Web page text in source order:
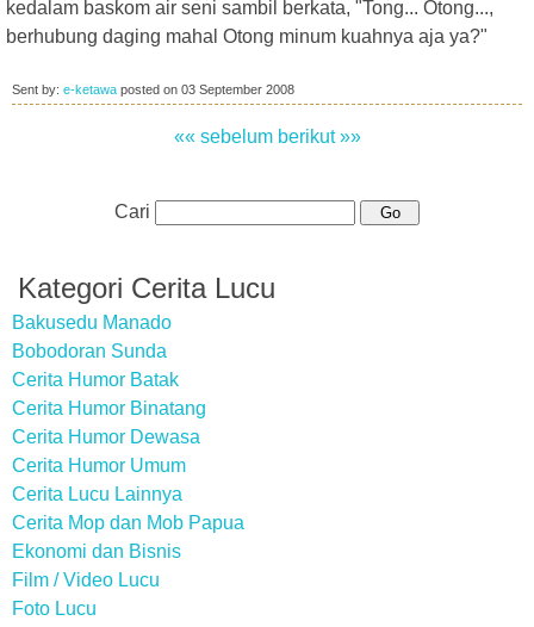
kedalam baskom air seni sambil berkata, "Tong... Otong...,
berhubung daging mahal Otong minum kuahnya aja ya?"
Sent by: e-ketawa posted on 03 September 2008
«« sebelum berikut »»
Cari
Kategori Cerita Lucu
Bakusedu Manado
Bobodoran Sunda
Cerita Humor Batak
Cerita Humor Binatang
Cerita Humor Dewasa
Cerita Humor Umum
Cerita Lucu Lainnya
Cerita Mop dan Mob Papua
Ekonomi dan Bisnis
Film / Video Lucu
Foto Lucu